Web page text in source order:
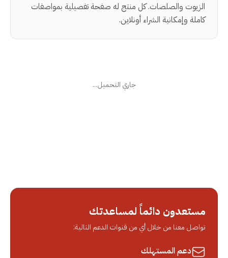
الزيوت والصلصات. كل منتج له صفحة تفصيلية بمواصفات
كاملة وإمكانية الشراء أونلاين.
جاري التحميل...
مستعدون دائماً لمساعدتك
تواصل معنا من خلال أي من قنوات الدعم التالية:
دعم المستهلك